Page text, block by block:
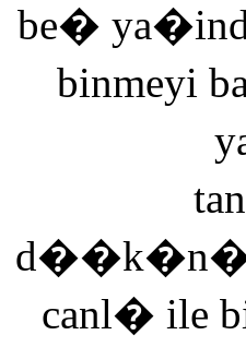
be�
binmeyi
canl� ile